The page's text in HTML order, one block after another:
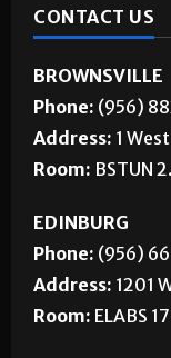
CONTACT US
BROWNSVILLE
Phone: (956)
Address: 1
Room: BSTUN
EDINBURG
Phone: (956)
Address: 1201
Room: ELABS